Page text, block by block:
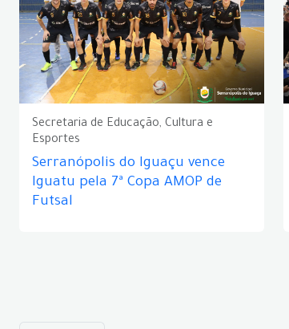
Secretaria de Educação, Cultura e
Esportes
Serranópolis do Iguaçu vence
Iguatu pela 7ª Copa AMOP de
Futsal